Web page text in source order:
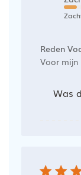
Reden
Voor mijn
Was